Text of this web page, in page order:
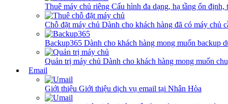
Thuê máy chủ riêng Cấu hình đa dạng, hạ tầng ổn
Chỗ đặt máy chủ Dành cho khách hàng đã có máy chủ
Backup365 Dành cho khách hàng mong muốn backup
Quản trị máy chủ Dành cho khách hàng mong muốn
Email
Giới thiệu Giới thiệu dịch vụ email tại Nhân Hòa